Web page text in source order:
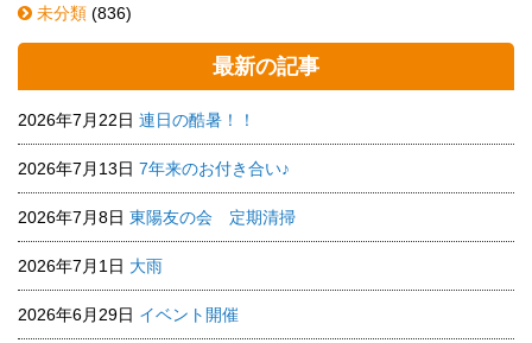
未分類 (836)
最新の記事
2026年7月22日 連日の酷暑！！
2026年7月13日 7年来のお付き合い♪
2026年7月8日 東陽友の会 定期清掃
2026年7月1日 大雨
2026年6月29日 イベント開催